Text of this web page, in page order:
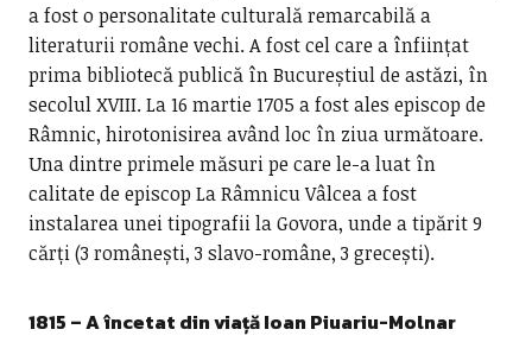
a fost o personalitate culturală remarcabilă a
literaturii române vechi. A fost cel care a înființat
prima bibliotecă publică în Bucureștiul de astăzi, în
secolul XVIII. La 16 martie 1705 a fost ales episcop de
Râmnic, hirotonisirea având loc în ziua următoare.
Una dintre primele măsuri pe care le-a luat în
calitate de episcop La Râmnicu Vâlcea a fost
instalarea unei tipografii la Govora, unde a tipărit 9
cărți (3 românești, 3 slavo-române, 3 grecești).
1815 – A încetat din viațăIoan Piuariu-Molnar